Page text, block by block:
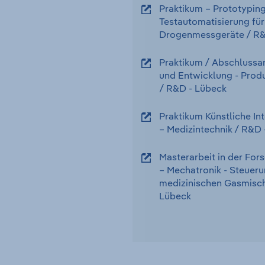
Praktikum –
Testautomatisierung
Drogenmessgeräte /
Praktikum /
und Entwicklung -
/ R&D - Lübeck
Praktikum Künstliche
– Medizintechnik / R&D
Masterarbeit in der
– Mechatronik -
medizinischen
Lübeck